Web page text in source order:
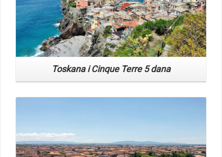
Toskana i Cinque Terre 5 dana